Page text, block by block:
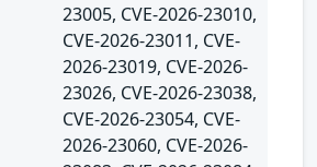
23005, CVE-2026-23010,
CVE-2026-23011, CVE-
2026-23019, CVE-2026-
23026, CVE-2026-23038,
CVE-2026-23054, CVE-
2026-23060, CVE-2026-